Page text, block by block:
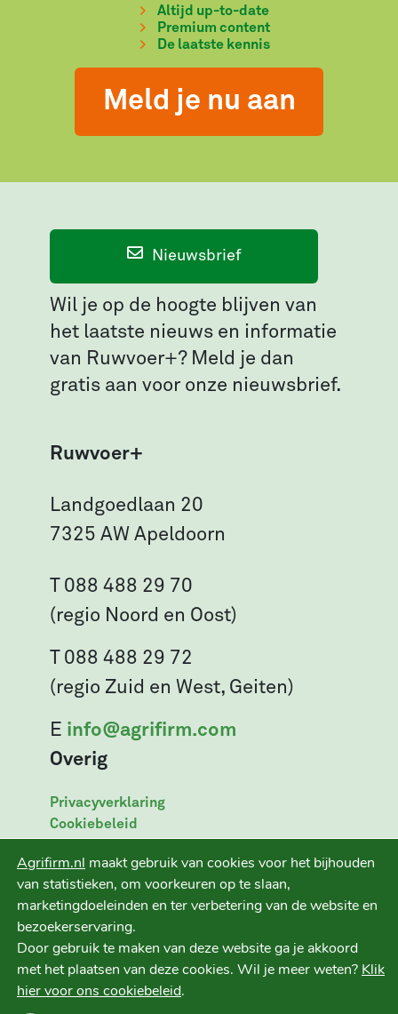
Altijd up-to-date
Premium content
De laatste kennis
Meld je nu aan
Nieuwsbrief
Wil je op de hoogte blijven van
het laatste nieuws en informatie
van Ruwvoer+? Meld je dan
gratis aan voor onze nieuwsbrief.
Ruwvoer+
Landgoedlaan 20
7325 AW Apeldoorn
T 088 488 29 70
(regio Noord en Oost)
T 088 488 29 72
(regio Zuid en West, Geiten)
E info@agrifirm.com
Overig
Privacyverklaring
Cookiebeleid
Disclaimer
Ruwvoer+ is een initiatief van
Agrifirm.nl maakt gebruik van cookies voor het bijhouden
van statistieken, om voorkeuren op te slaan,
marketingdoeleinden en ter verbetering van de website en
bezoekerservaring.
Door gebruik te maken van deze website ga je akkoord
met het plaatsen van deze cookies. Wil je meer weten? Klik
hier voor ons cookiebeleid.